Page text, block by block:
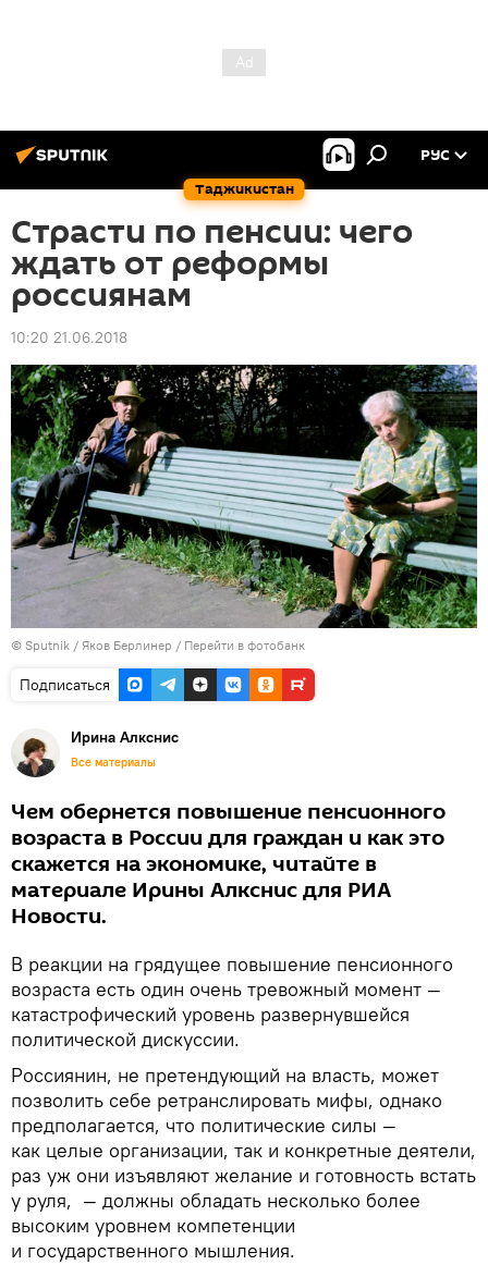
Таджикистан
РУС
Страсти по пенсии: чего
ждать от реформы
россиянам
10:20 21.06.2018
© Sputnik / Яков Берлинер / Перейти в фотобанк
Подписаться
Иринa Алкснис
Все материалы
Чем обернется повышение пенсионного
возраста в России для граждан и как это
скажется на экономике, читайте в
материале Ирины Алкснис для РИА
Новости.
В реакции на грядущее повышение пенсионного
возраста есть один очень тревожный момент —
катастрофический уровень развернувшейся
политической дискуссии.
Россиянин, не претендующий на власть, может
позволить себе ретранслировать мифы, однако
предполагается, что политические силы —
как целые организации, так и конкретные деятели,
раз уж они изъявляют желание и готовность встать
у руля, — должны обладать несколько более
высоким уровнем компетенции
и государственного мышления.